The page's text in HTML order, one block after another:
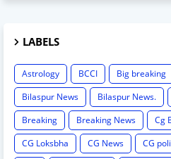
LABELS
Astrology BCCI Big breaking
Bilaspur News
Bilaspur News.
Breaking
Breaking News Cg
CG Loksbha
CG News CG